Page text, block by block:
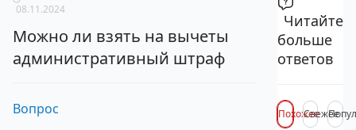
08.11.2024
Можно ли взять на вычеты
административный штраф
Вопрос
Читайте
больше
ответов
ПохожееСвежее